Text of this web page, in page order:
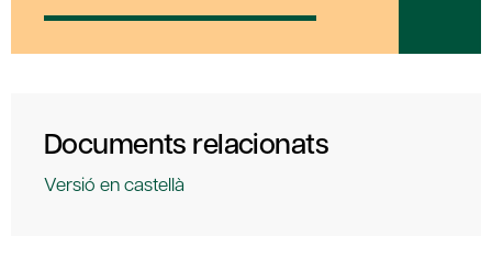
Documents relacionats
Versió en castellà